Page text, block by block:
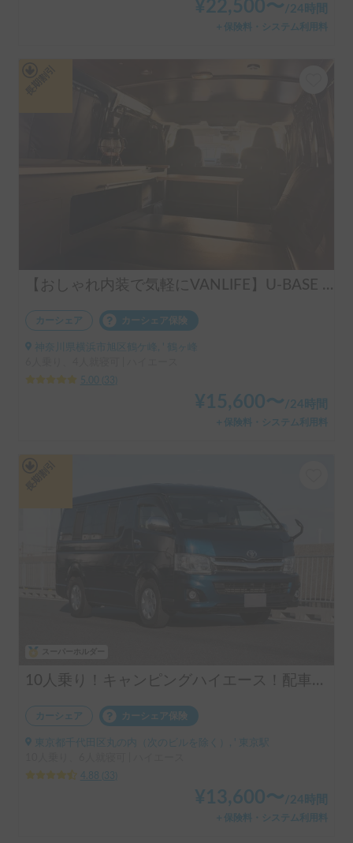
¥22,500〜/24時間
＋保険料・システム利用料
【おしゃれ内装で気軽にVANLIFE】U-BASE ONE | 運転しやすいハイエース！ポータブルエアコンで夏も冬も快適旅へ
カーシェア カーシェア保険
神奈川県横浜市旭区鶴ケ峰, ' 鶴ヶ峰
5.00
33
¥ 15,600〜 /24時間
＋保険料・システム利用料
10人乗り！キャンピングハイエース！配車無料！割引アリ！！
カーシェア カーシェア保険
東京都千代田区丸の内（次のビルを除く）, ' 東京駅
4.88
33
¥ 13,600〜 /24時間
＋保険料・システム利用料